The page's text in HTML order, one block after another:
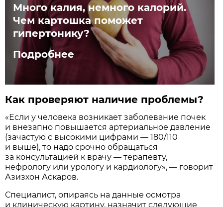
Много калия, немного калорий.
Чем картошка поможет
гипертонику?
Подробнее
Как проверяют наличие проблемы?
«Если у человека возникает заболевание почек
и внезапно повышается артериальное давление
(зачастую с высокими цифрами — 180/110
и выше), то надо срочно обращаться
за консультацией к врачу — терапевту,
нефрологу или урологу и кардиологу», — говорит
Азизхон Аскаров.
Специалист, опираясь на данные осмотра
и клиническую картину, назначит следующие